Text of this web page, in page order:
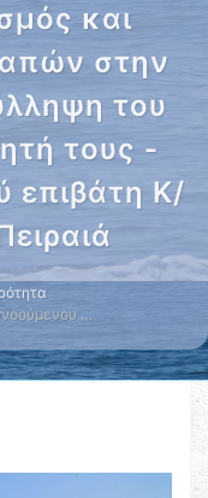
και
στην
του
τους -
επιβάτη Κ/
…